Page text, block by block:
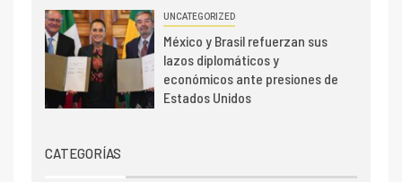
UNCATEGORIZED
México y Brasil refuerzan sus
lazos diplomáticos y
económicos ante presiones de
Estados Unidos
CATEGORÍAS